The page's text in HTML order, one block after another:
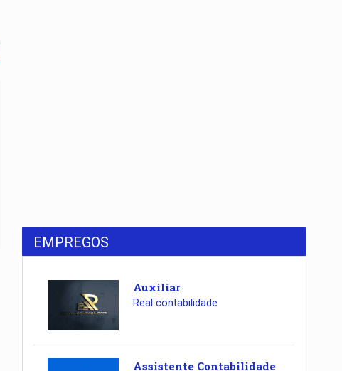
EMPREGOS
Auxiliar
Real contabilidade
Assistente Contabilidade